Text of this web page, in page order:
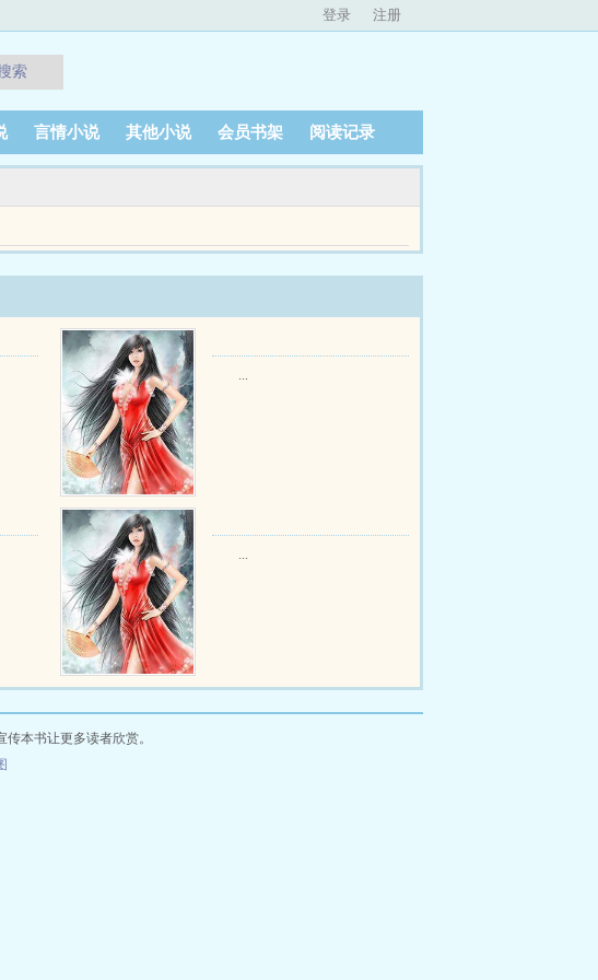
登录 注册
索
言情小说 其他小说 会员书架 阅读记录
...
...
本书让更多读者欣赏。